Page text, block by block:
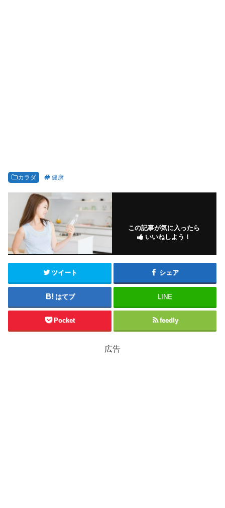
カラダ 健康
この記事が気に入ったら
いいねしよう！
ツイート シェア
はてブ LINE
Pocket feedly
広告